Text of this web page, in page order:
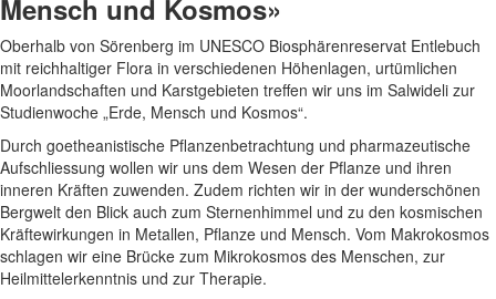
Mensch und Kosmos»
Oberhalb von Sörenberg im UNESCO Biosphärenreservat Entlebuch
mit reichhaltiger Flora in verschiedenen Höhenlagen, urtümlichen
Moorlandschaften und Karstgebieten treffen wir uns im Salwideli zur
Studienwoche „Erde, Mensch und Kosmos“.
Durch goetheanistische Pflanzenbetrachtung und pharmazeutische
Aufschliessung wollen wir uns dem Wesen der Pflanze und ihren
inneren Kräften zuwenden. Zudem richten wir in der wunderschönen
Bergwelt den Blick auch zum Sternenhimmel und zu den kosmischen
Kräftewirkungen in Metallen, Pflanze und Mensch. Vom Makrokosmos
schlagen wir eine Brücke zum Mikrokosmos des Menschen, zur
Heilmittelerkenntnis und zur Therapie.